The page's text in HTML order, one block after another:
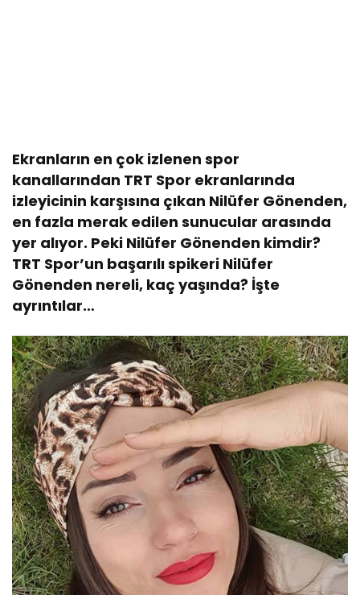
Ekranların en çok izlenen spor
kanallarından TRT Spor ekranlarında
izleyicinin karşısına çıkan Nilüfer Gönenden,
en fazla merak edilen sunucular arasında
yer alıyor. Peki Nilüfer Gönenden kimdir?
TRT Spor’un başarılı spikeri Nilüfer
Gönenden nereli, kaç yaşında? İşte
ayrıntılar…